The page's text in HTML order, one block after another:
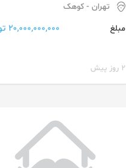
تهران - کوهک
مبلغ
20,000,000,000 تومان
2 روز پیش